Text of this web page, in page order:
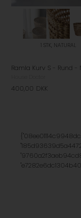
1 STK, NATURAL
Ramla Kurv S - Rund -
400,00 DKK